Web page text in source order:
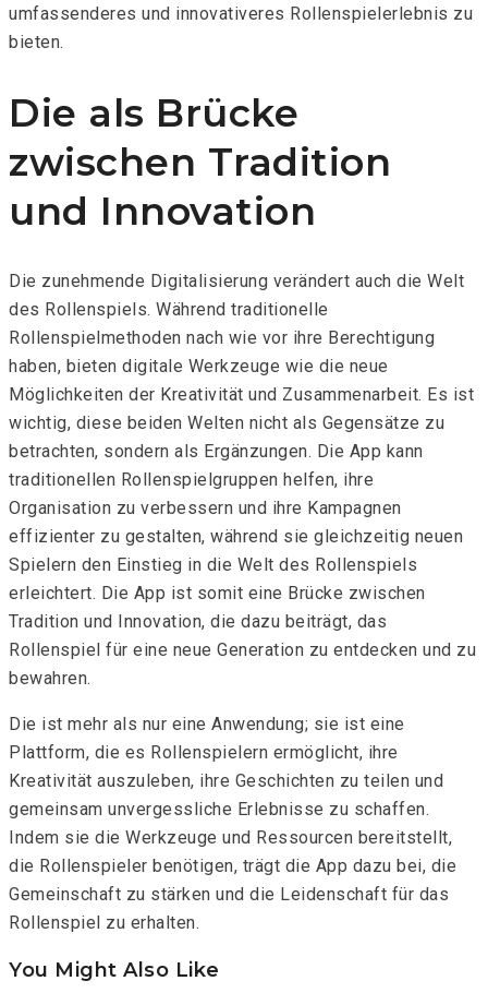
umfassenderes und innovativeres Rollenspielerlebnis zu
bieten.
Die als Brücke
zwischen Tradition
und Innovation
Die zunehmende Digitalisierung verändert auch die Welt
des Rollenspiels. Während traditionelle
Rollenspielmethoden nach wie vor ihre Berechtigung
haben, bieten digitale Werkzeuge wie die neue
Möglichkeiten der Kreativität und Zusammenarbeit. Es ist
wichtig, diese beiden Welten nicht als Gegensätze zu
betrachten, sondern als Ergänzungen. Die App kann
traditionellen Rollenspielgruppen helfen, ihre
Organisation zu verbessern und ihre Kampagnen
effizienter zu gestalten, während sie gleichzeitig neuen
Spielern den Einstieg in die Welt des Rollenspiels
erleichtert. Die App ist somit eine Brücke zwischen
Tradition und Innovation, die dazu beiträgt, das
Rollenspiel für eine neue Generation zu entdecken und zu
bewahren.
Die ist mehr als nur eine Anwendung; sie ist eine
Plattform, die es Rollenspielern ermöglicht, ihre
Kreativität auszuleben, ihre Geschichten zu teilen und
gemeinsam unvergessliche Erlebnisse zu schaffen.
Indem sie die Werkzeuge und Ressourcen bereitstellt,
die Rollenspieler benötigen, trägt die App dazu bei, die
Gemeinschaft zu stärken und die Leidenschaft für das
Rollenspiel zu erhalten.
You Might Also Like